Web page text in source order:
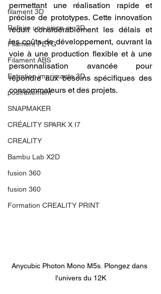
filament 3D
Refaire une piece en 3D
Filament PETG
Filament ABS
Entretien imprimante 3D
postraitement
SNAPMAKER
CRÉALITY SPARK X I7
CREALITY
Bambu Lab X2D
fusion 360
fusion 360
Formation CREALITY PRINT
permettant une réalisation rapide et
précise de prototypes. Cette innovation
réduit considérablement les délais et
les coûts de développement, ouvrant la
voie à une production flexible et à une
personnalisation avancée pour
répondre aux besoins spécifiques des
consommateurs et des projets.
Anycubic Photon Mono M5s. Plongez dans
l'univers du 12K